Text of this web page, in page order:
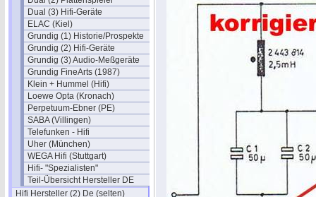
Dual (3) Hifi-Geräte
ELAC (Kiel)
Grundig (1) Historie/Prospekte
Grundig (2) Hifi-Geräte
Grundig (3) Audio-Meßgeräte
Grundig FineArts (1987)
Klein + Hummel (Hifi)
Loewe Opta (Kronach)
Perpetuum-Ebner (PE)
SABA (Villingen)
Telefunken - Hifi
Uher (München)
WEGA Hifi (Stuttgart)
Hifi- "Spezialisten"
Teil-Übersicht Hersteller DE
Hifi Hersteller (2) De (selten)